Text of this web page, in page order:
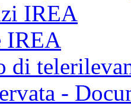
IREA
IREA
di
-